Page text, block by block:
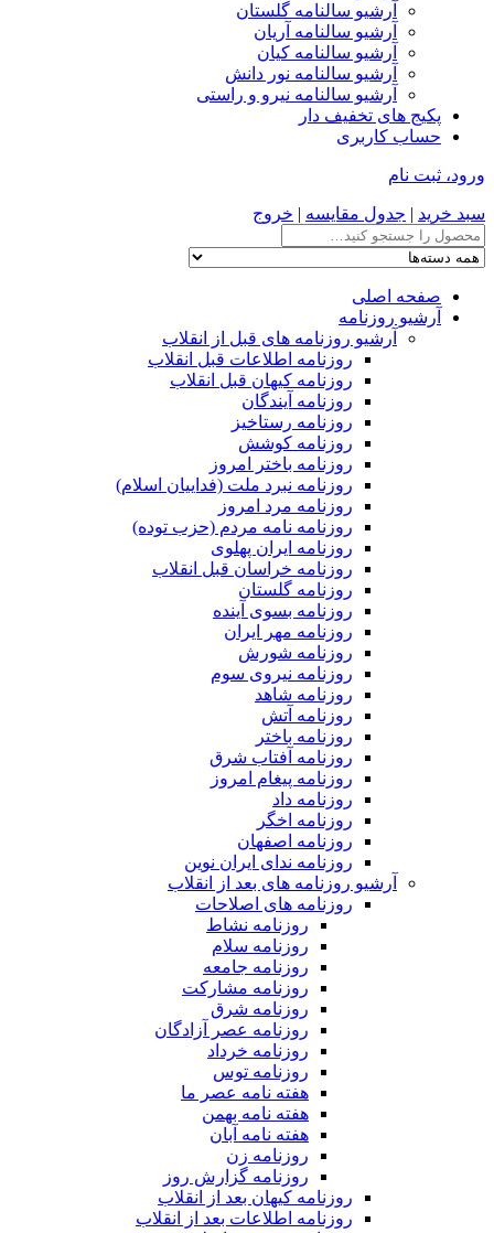
آرشیو سالنامه گلستان
آرشیو سالنامه آریان
آرشیو سالنامه کیان
آرشیو سالنامه نور دانش
آرشیو سالنامه نیرو و راستی
پکیج های تخفیف دار
حساب کاربری
ورود، ثبت نام
سبد خرید | جدول مقایسه | خروج
صفحه اصلی
آرشیو روزنامه
آرشیو روزنامه های قبل از انقلاب
روزنامه اطلاعات قبل انقلاب
روزنامه کیهان قبل انقلاب
روزنامه آیندگان
روزنامه رستاخیز
روزنامه کوشش
روزنامه باختر امروز
روزنامه نبرد ملت (فداییان اسلام)
روزنامه مرد امروز
روزنامه نامه مردم (حزب توده)
روزنامه ایران پهلوی
روزنامه خراسان قبل انقلاب
روزنامه گلستان
روزنامه بسوی آینده
روزنامه مهر ایران
روزنامه شورش
روزنامه نیروی سوم
روزنامه شاهد
روزنامه آتش
روزنامه باختر
روزنامه آفتاب شرق
روزنامه پیغام امروز
روزنامه داد
روزنامه اخگر
روزنامه اصفهان
روزنامه ندای ایران نوین
آرشیو روزنامه های بعد از انقلاب
روزنامه های اصلاحات
روزنامه نشاط
روزنامه سلام
روزنامه جامعه
روزنامه مشارکت
روزنامه شرق
روزنامه عصر آزادگان
روزنامه خرداد
روزنامه توس
هفته نامه عصر ما
هفته نامه بهمن
هفته نامه آبان
روزنامه زن
روزنامه گزارش روز
روزنامه کیهان بعد از انقلاب
روزنامه اطلاعات بعد از انقلاب